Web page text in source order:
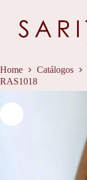
conteúdo
Home Catálogos
RAS1018